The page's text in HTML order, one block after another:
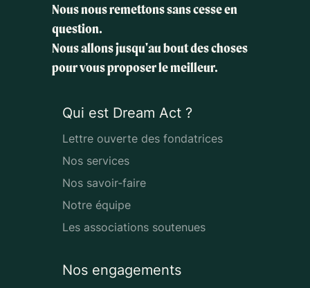
Nous nous remettons sans cesse en
question.
Nous allons jusqu'au bout des choses
pour vous proposer le meilleur.
Qui est Dream Act ?
Lettre ouverte des fondatrices
Nos services
Nos savoir-faire
Notre équipe
Les associations soutenues
Nos engagements